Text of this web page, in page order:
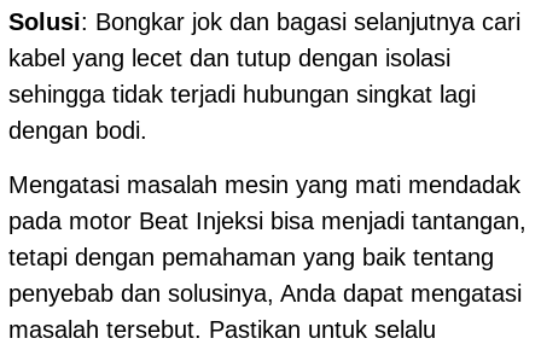
Solusi: Bongkar jok dan bagasi selanjutnya cari
kabel yang lecet dan tutup dengan isolasi
sehingga tidak terjadi hubungan singkat lagi
dengan bodi.
Mengatasi masalah mesin yang mati mendadak
pada motor Beat Injeksi bisa menjadi tantangan,
tetapi dengan pemahaman yang baik tentang
penyebab dan solusinya, Anda dapat mengatasi
masalah tersebut. Pastikan untuk selalu